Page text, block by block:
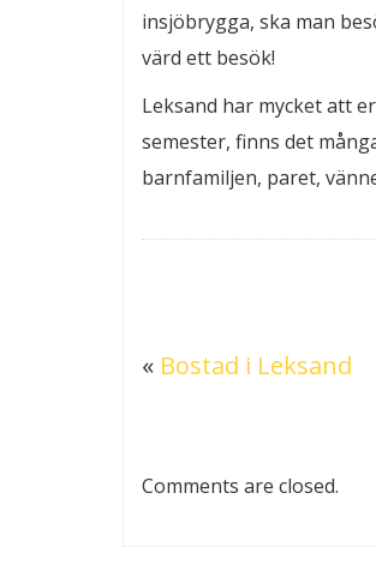
insjöbrygga, ska man
värd ett besök!
Leksand har mycket att
semester, finns det
barnfamiljen, paret,
« Bostad i Leksand
Comments are closed.